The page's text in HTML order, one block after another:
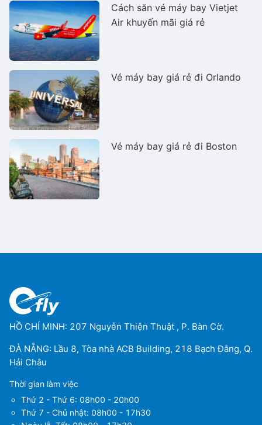
Cách săn vé máy bay Vietjet
Air khuyến mãi giá rẻ
Vé máy bay giá rẻ đi Orlando
Vé máy bay giá rẻ đi Boston
HỒ CHÍ MINH: 207 Nguyễn Thiện Thuật , P. Bàn Cờ.
ĐÀ NẴNG: Lầu 8, Tòa nhà ACB Building, 218 Bạch Đằng, Q.
Hải Châu
Thời gian làm việc
Thứ 2 - Thứ 6: 08h00 - 20h00
Thứ 7 - Chủ nhật: 08h00 - 17h30
Ms Hằng
(+84) 70 854 1213